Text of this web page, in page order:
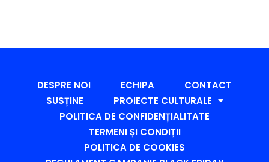
DESPRE NOI ECHIPA
CONTACT
SUSȚINE
PROIECTE CULTURALE
POLITICA DE CONFIDENȚIALITATE
TERMENI ȘI CONDIȚII
POLITICA DE COOKIES